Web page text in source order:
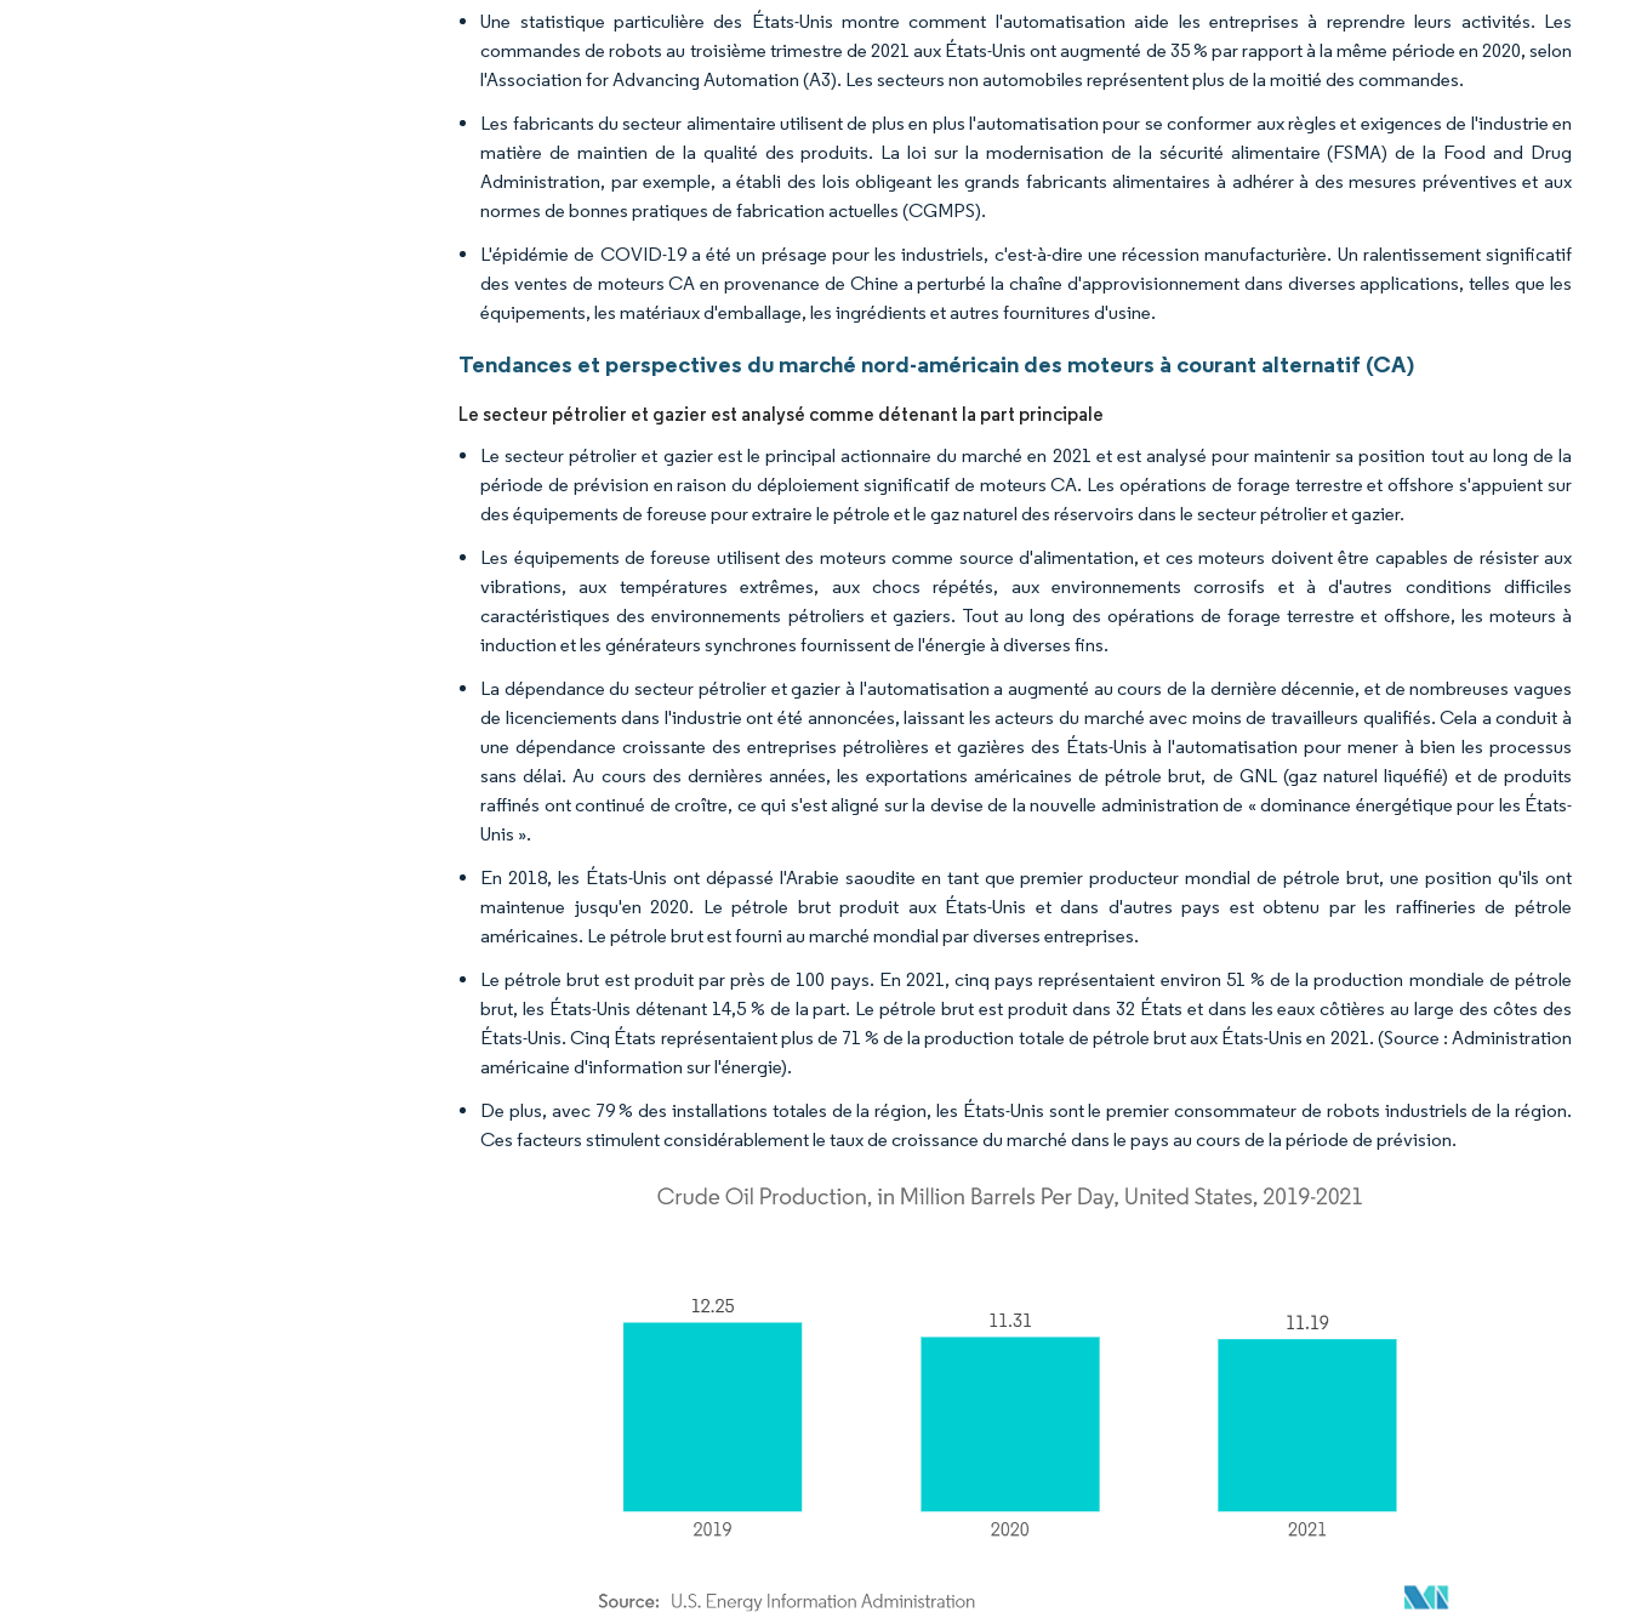
Une statistique particulière des États-Unis montre comment l'automatisation aide les entreprises à reprendre leurs activités. Les
commandes de robots au troisième trimestre de 2021 aux États-Unis ont augmenté de 35 % par rapport à la même période en 2020, selon
l'Association for Advancing Automation (A3). Les secteurs non automobiles représentent plus de la moitié des commandes.
Les fabricants du secteur alimentaire utilisent de plus en plus l'automatisation pour se conformer aux règles et exigences de l'industrie en
matière de maintien de la qualité des produits. La loi sur la modernisation de la sécurité alimentaire (FSMA) de la Food and Drug
Administration, par exemple, a établi des lois obligeant les grands fabricants alimentaires à adhérer à des mesures préventives et aux
normes de bonnes pratiques de fabrication actuelles (CGMPS).
L'épidémie de COVID-19 a été un présage pour les industriels, c'est-à-dire une récession manufacturière. Un ralentissement significatif
des ventes de moteurs CA en provenance de Chine a perturbé la chaîne d'approvisionnement dans diverses applications, telles que les
équipements, les matériaux d'emballage, les ingrédients et autres fournitures d'usine.
Tendances et perspectives du marché nord-américain des moteurs à courant alternatif (CA)
Le secteur pétrolier et gazier est analysé comme détenant la part principale
Le secteur pétrolier et gazier est le principal actionnaire du marché en 2021 et est analysé pour maintenir sa position tout au long de la
période de prévision en raison du déploiement significatif de moteurs CA. Les opérations de forage terrestre et offshore s'appuient sur
des équipements de foreuse pour extraire le pétrole et le gaz naturel des réservoirs dans le secteur pétrolier et gazier.
Les équipements de foreuse utilisent des moteurs comme source d'alimentation, et ces moteurs doivent être capables de résister aux
vibrations, aux températures extrêmes, aux chocs répétés, aux environnements corrosifs et à d'autres conditions difficiles
caractéristiques des environnements pétroliers et gaziers. Tout au long des opérations de forage terrestre et offshore, les moteurs à
induction et les générateurs synchrones fournissent de l'énergie à diverses fins.
La dépendance du secteur pétrolier et gazier à l'automatisation a augmenté au cours de la dernière décennie, et de nombreuses vagues
de licenciements dans l'industrie ont été annoncées, laissant les acteurs du marché avec moins de travailleurs qualifiés. Cela a conduit à
une dépendance croissante des entreprises pétrolières et gazières des États-Unis à l'automatisation pour mener à bien les processus
sans délai. Au cours des dernières années, les exportations américaines de pétrole brut, de GNL (gaz naturel liquéfié) et de produits
raffinés ont continué de croître, ce qui s'est aligné sur la devise de la nouvelle administration de « dominance énergétique pour les États-
Unis ».
En 2018, les États-Unis ont dépassé l'Arabie saoudite en tant que premier producteur mondial de pétrole brut, une position qu'ils ont
maintenue jusqu'en 2020. Le pétrole brut produit aux États-Unis et dans d'autres pays est obtenu par les raffineries de pétrole
américaines. Le pétrole brut est fourni au marché mondial par diverses entreprises.
Le pétrole brut est produit par près de 100 pays. En 2021, cinq pays représentaient environ 51 % de la production mondiale de pétrole
brut, les États-Unis détenant 14,5 % de la part. Le pétrole brut est produit dans 32 États et dans les eaux côtières au large des côtes des
États-Unis. Cinq États représentaient plus de 71 % de la production totale de pétrole brut aux États-Unis en 2021. (Source : Administration
américaine d'information sur l'énergie).
De plus, avec 79 % des installations totales de la région, les États-Unis sont le premier consommateur de robots industriels de la région.
Ces facteurs stimulent considérablement le taux de croissance du marché dans le pays au cours de la période de prévision.